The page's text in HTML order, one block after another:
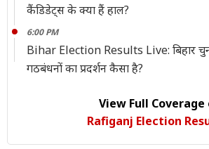
कैंडिडेट्स के क्या हैं हाल?
6:00 PM
Bihar Election Results Live: बिहार
गठबंधनों का प्रदर्शन कैसा है?
View Full
Rafiganj Election